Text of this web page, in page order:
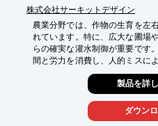
株式会社サーキットデザイン
農業分野では、作物の生育を左
れています。特に、広大な圃場
らの確実な灌水制御が重要です
間と労力を消費し、人的ミスに
性も高まります。当社の2.4GHz
モコンは、安定した無線通信と
場所からでも、正確な灌水制御
【活用シーン】
製品を詳
ダウン